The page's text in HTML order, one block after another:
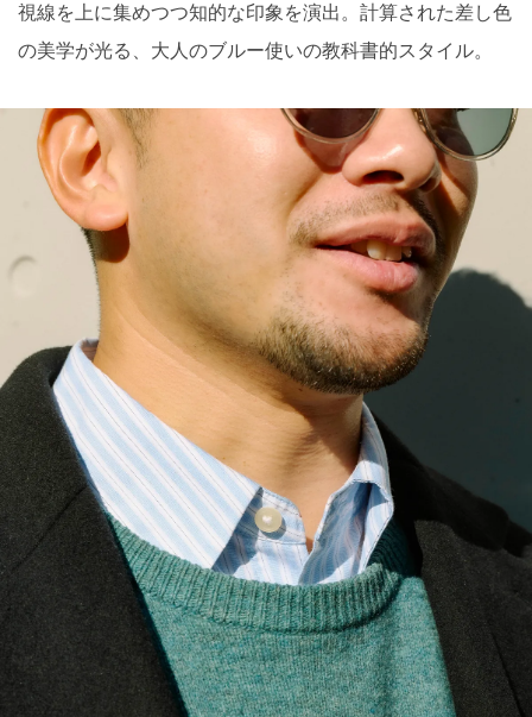
視線を上に集めつつ知的な印象を演出。計算された差し色
の美学が光る、大人のブルー使いの教科書的スタイル。